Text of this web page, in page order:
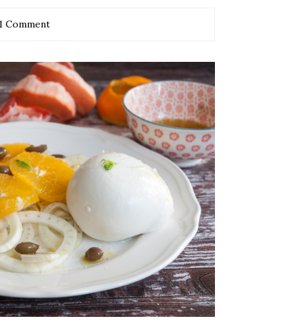
1 Comment